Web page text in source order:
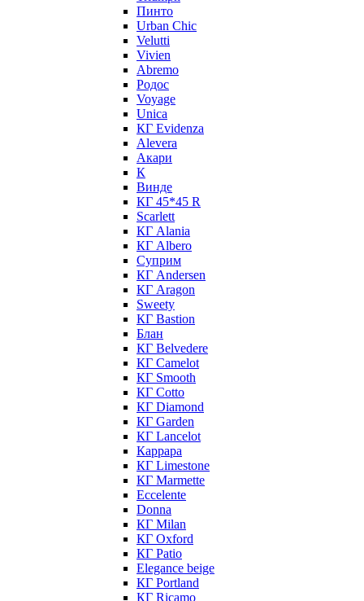
Пинто
Urban Chic
Velutti
Vivien
Abremo
Родос
Voyage
Unica
КГ Evidenza
Alevera
Акари
К
Винде
КГ 45*45 R
Scarlett
КГ Alania
КГ Albero
Суприм
КГ Andersen
КГ Aragon
Sweety
КГ Bastion
Блан
КГ Belvedere
КГ Camelot
КГ Smooth
КГ Cotto
КГ Diamond
КГ Garden
КГ Lancelot
Каррара
КГ Limestone
КГ Marmette
Eccelente
Donna
КГ Milan
КГ Oxford
КГ Patio
Elegance beige
КГ Portland
КГ Ricamo